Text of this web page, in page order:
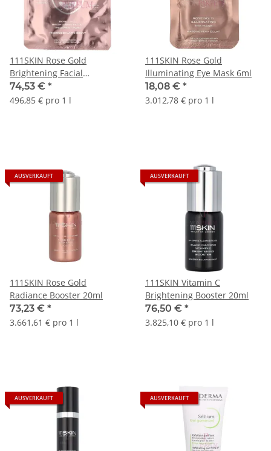
111SKIN Rose Gold
Brightening Facial
Treatment Mask Set 150ml
74,53 € *
496,85 € pro 1 l
111SKIN Rose Gold
Illuminating Eye Mask 6ml
18,08 € *
3.012,78 € pro 1 l
AUSVERKAUFT
111SKIN Rose Gold
Radiance Booster 20ml
73,23 € *
3.661,61 € pro 1 l
AUSVERKAUFT
111SKIN Vitamin C
Brightening Booster 20ml
76,50 € *
3.825,10 € pro 1 l
AUSVERKAUFT AUSVERKAUFT